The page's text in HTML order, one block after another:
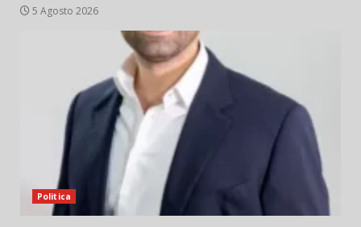
5 Agosto 2026
Politica